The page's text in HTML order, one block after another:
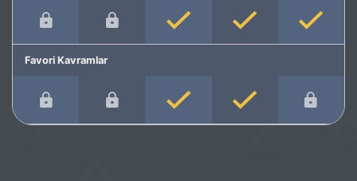
Favori Kavramlar